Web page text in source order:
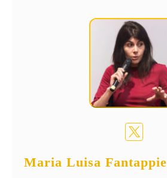
Maria Luisa Fantappie